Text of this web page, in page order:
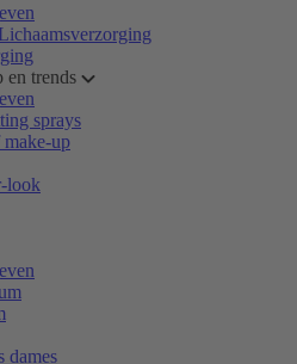
en trends
sprays
up
look
dames